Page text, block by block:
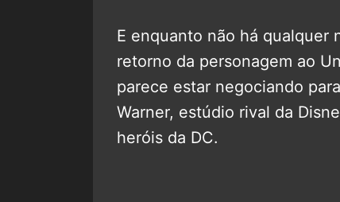
E enquanto não há qualquer
retorno da personagem ao
parece estar negociando
Warner, estúdio rival da
heróis da DC.